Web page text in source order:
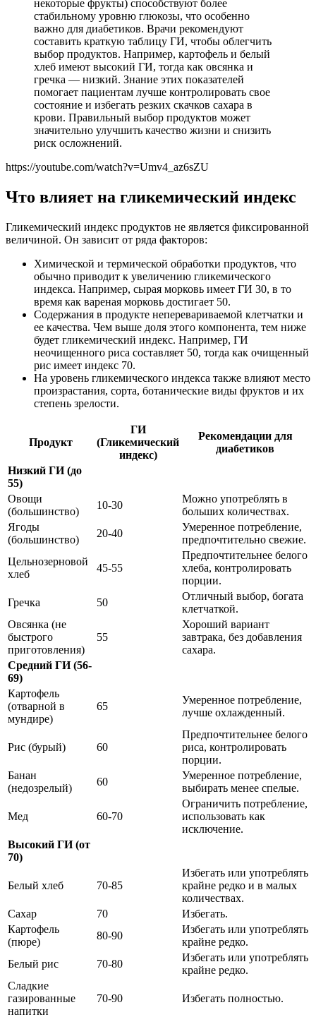
некоторые фрукты) способствуют более
стабильному уровню глюкозы, что особенно
важно для диабетиков. Врачи рекомендуют
составить краткую таблицу ГИ, чтобы облегчить
выбор продуктов. Например, картофель и белый
хлеб имеют высокий ГИ, тогда как овсянка и
гречка — низкий. Знание этих показателей
помогает пациентам лучше контролировать свое
состояние и избегать резких скачков сахара в
крови. Правильный выбор продуктов может
значительно улучшить качество жизни и снизить
риск осложнений.
https://youtube.com/watch?v=Umv4_az6sZU
Что влияет на гликемический индекс
Гликемический индекс продуктов не является фиксированной
величиной. Он зависит от ряда факторов:
Химической и термической обработки продуктов, что
обычно приводит к увеличению гликемического
индекса. Например, сырая морковь имеет ГИ 30, в то
время как вареная морковь достигает 50.
Содержания в продукте неперевариваемой клетчатки и
ее качества. Чем выше доля этого компонента, тем ниже
будет гликемический индекс. Например, ГИ
неочищенного риса составляет 50, тогда как очищенный
рис имеет индекс 70.
На уровень гликемического индекса также влияют место
произрастания, сорта, ботанические виды фруктов и их
степень зрелости.
Продукт
ГИ
(Гликемический
индекс)
Рекомендации для
диабетиков
Низкий ГИ (до
55)
Овощи
(большинство)
10-30
Можно употреблять в
больших количествах.
Ягоды
(большинство)
20-40
Умеренное потребление,
предпочтительно свежие.
Цельнозерновой
хлеб
45-55
Предпочтительнее белого
хлеба, контролировать
порции.
Гречка
50
Отличный выбор, богата
клетчаткой.
Овсянка (не
быстрого
приготовления)
55
Хороший вариант
завтрака, без добавления
сахара.
Средний ГИ (56-
69)
Картофель
(отварной в
мундире)
65
Умеренное потребление,
лучше охлажденный.
Рис (бурый) 60
Предпочтительнее белого
риса, контролировать
порции.
Банан
(недозрелый)
60
Умеренное потребление,
выбирать менее спелые.
Мед 60-70
Ограничить потребление,
использовать как
исключение.
Высокий ГИ (от
70)
Белый хлеб 70-85
Избегать или употреблять
крайне редко и в малых
количествах.
Сахар
70
Избегать.
Картофель
(пюре)
80-90
Избегать или употреблять
крайне редко.
Белый рис
70-80
Избегать или употреблять
крайне редко.
Сладкие
газированные
напитки
70-90 Избегать полностью.